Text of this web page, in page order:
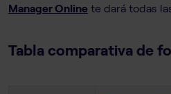
Manager Online te dará todas
Tabla comparativa de